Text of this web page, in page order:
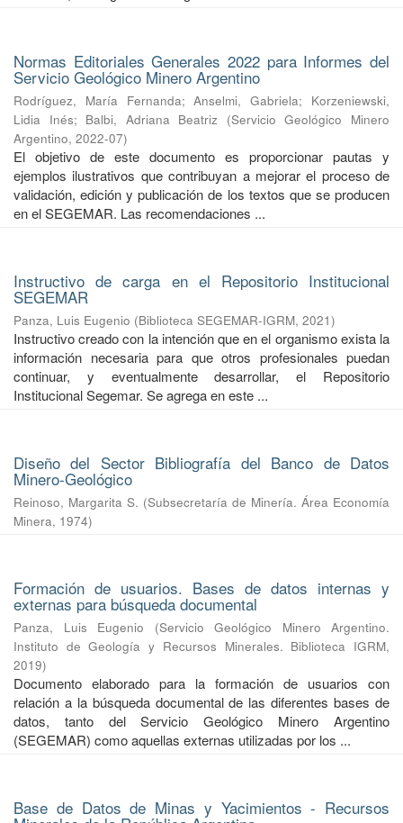
Normas Editoriales Generales 2022 para Informes del
Servicio Geológico Minero Argentino
Rodríguez, María Fernanda;Anselmi, Gabriela; Korzeniewski,
Lidia Inés; Balbi, Adriana Beatriz (Servicio Geológico Minero
Argentino, 2022-07)
El objetivo de este documento es proporcionar pautas y
ejemplos ilustrativos que contribuyan a mejorar el proceso de
validación, edición y publicación de los textos que se producen
en el SEGEMAR. Las recomendaciones ...
Instructivo de carga en el Repositorio Institucional
SEGEMAR
Panza, Luis Eugenio (Biblioteca SEGEMAR-IGRM, 2021)
Instructivo creado con la intención que en el organismo exista la
información necesaria para que otros profesionales puedan
continuar, y eventualmente desarrollar, el Repositorio
Institucional Segemar. Se agrega en este ...
Diseño del Sector Bibliografía del Banco de Datos
Minero-Geológico
Reinoso, Margarita S. (Subsecretaría de Minería. Área Economía
Minera, 1974)
Formación de usuarios. Bases de datos internas y
externas para búsqueda documental
Panza, Luis Eugenio (Servicio Geológico Minero Argentino.
Instituto de Geología y Recursos Minerales. Biblioteca IGRM,
2019)
Documento elaborado para la formación de usuarios con
relación a la búsqueda documental de las diferentes bases de
datos, tanto del Servicio Geológico Minero Argentino
(SEGEMAR) como aquellas externas utilizadas por los ...
Base de Datos de Minas y Yacimientos - Recursos